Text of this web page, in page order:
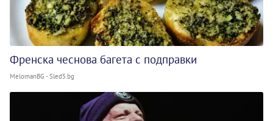
Френска чеснова багета с подправки
MelomanBG - Sled5.bg